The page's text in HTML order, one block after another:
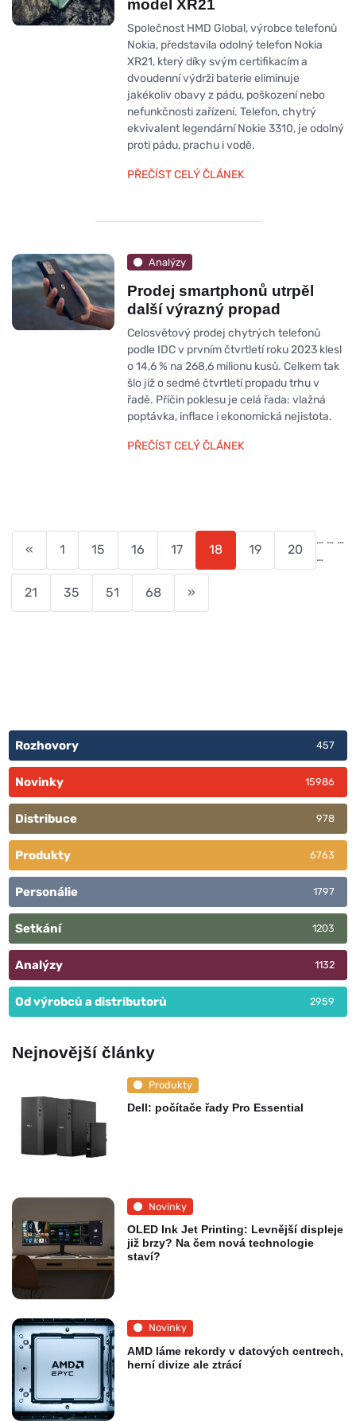
model XR21
Společnost HMD Global, výrobce telefonů
Nokia, představila odolný telefon Nokia
XR21, který díky svým certifikacím a
dvoudenní výdrži baterie eliminuje
jakékoliv obavy z pádu, poškození nebo
nefunkčnosti zařízení. Telefon, chytrý
ekvivalent legendární Nokie 3310, je odolný
proti pádu, prachu i vodě.
PŘEČÍST CELÝ ČLÁNEK
Analýzy
Prodej smartphonů utrpěl
další výrazný propad
Celosvětový prodej chytrých telefonů
podle IDC v prvním čtvrtletí roku 2023 klesl
o 14,6 % na 268,6 milionu kusů. Celkem tak
šlo již o sedmé čtvrtletí propadu trhu v
řadě. Příčin poklesu je celá řada: vlažná
poptávka, inflace i ekonomická nejistota.
PŘEČÍST CELÝ ČLÁNEK
« 1
…
15 16 17 18 19 20
21
…
35
…
51
…
68 »
Rozhovory 457
Novinky 15986
Distribuce 978
Produkty 6763
Personálie 1797
Setkání 1203
Analýzy 1132
Od výrobců a distributorů 2959
Nejnovější články
Produkty
Dell: počítače řady Pro Essential
Novinky
OLED Ink Jet Printing: Levnější displeje
již brzy? Na čem nová technologie
staví?
Novinky
AMD láme rekordy v datových centrech,
herní divize ale ztrácí